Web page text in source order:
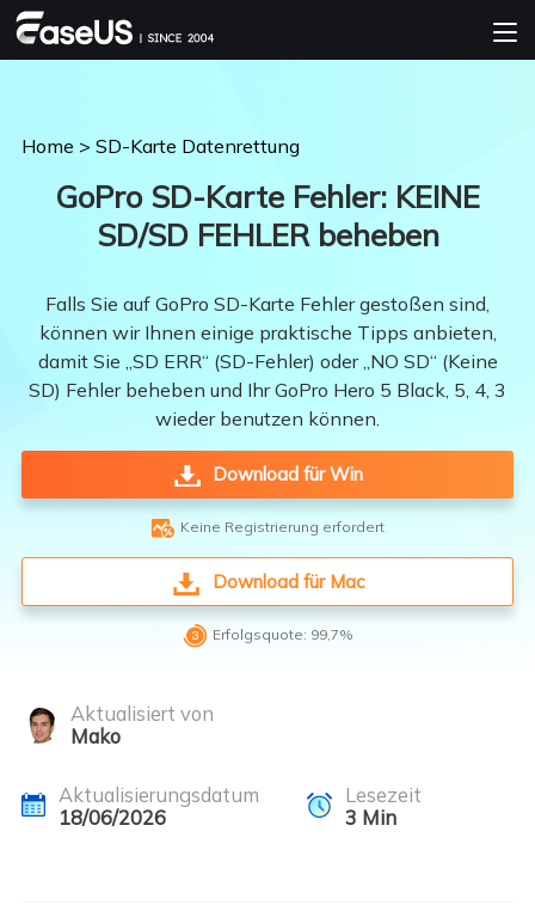
Home > SD-Karte Datenrettung
GoPro SD-Karte Fehler: KEINE
SD/SD FEHLER beheben
Falls Sie auf GoPro SD-Karte Fehler gestoßen sind,
können wir Ihnen einige praktische Tipps anbieten,
damit Sie „SD ERR“ (SD-Fehler) oder „NO SD“ (Keine
SD) Fehler beheben und Ihr GoPro Hero 5 Black, 5, 4, 3
wieder benutzen können.
Download für Win
 Keine Registrierung erfordert
Download für Mac
 Erfolgsquote: 99,7%
Aktualisiert von
Mako
Aktualisierungsdatum
18/06/2026
Lesezeit
3 Min